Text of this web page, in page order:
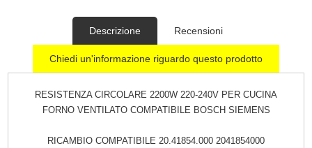
Descrizione Recensioni
Chiedi un'informazione riguardo questo prodotto
RESISTENZA CIRCOLARE 2200W 220-240V PER CUCINA
FORNO VENTILATO COMPATIBILE BOSCH SIEMENS
RICAMBIO COMPATIBILE 20.41854.000 2041854000